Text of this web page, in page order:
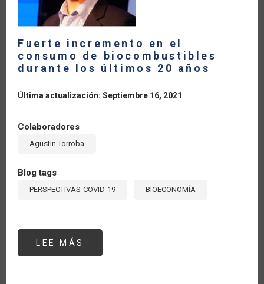
Fuerte incremento en el
consumo de biocombustibles
durante los últimos 20 años
Última actualización: Septiembre 16, 2021
Colaboradores
Agustin Torroba
Blog tags
PERSPECTIVAS-COVID-19 BIOECONOMÍA
LEE MÁS
INCREMENTO